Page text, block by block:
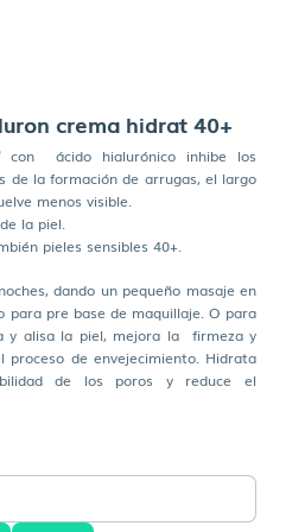
crema hidrat 40+
con ácido hialurónico inhibe los
de la formación de arrugas, el largo
menos visible.
la piel.
pieles sensibles 40+.
dando un pequeño masaje en
para pre base de maquillaje. O para
y alisa la piel, mejora la firmeza y
de envejecimiento. Hidrata
de los poros y reduce el